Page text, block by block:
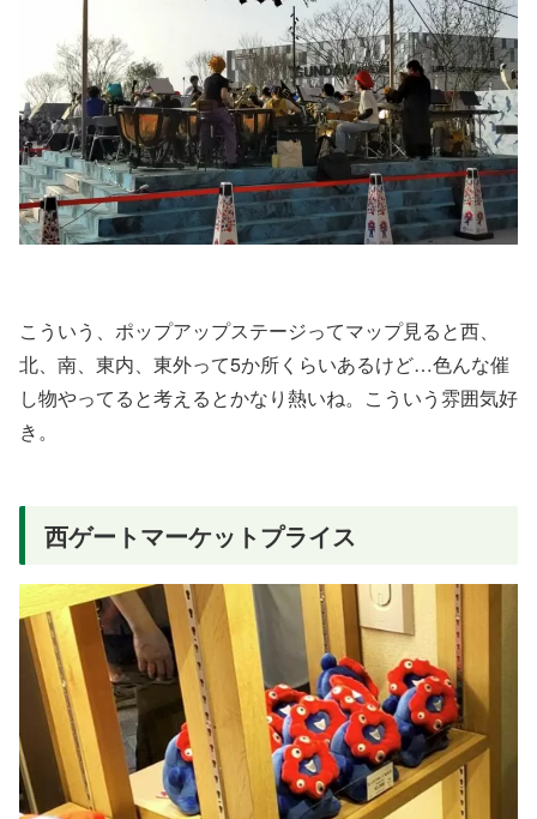
こういう、ポップアップステージってマップ見ると西、
北、南、東内、東外って5か所くらいあるけど…色んな催
し物やってると考えるとかなり熱いね。こういう雰囲気好
き。
西ゲートマーケットプライス